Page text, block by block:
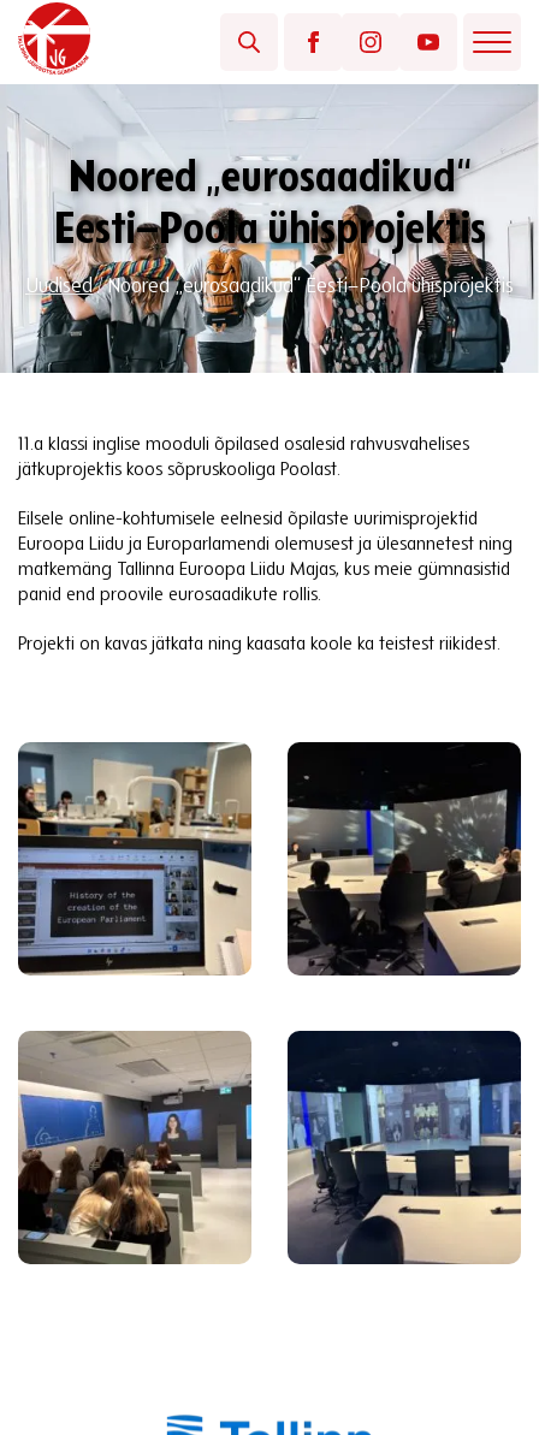
Noored „eurosaadikud“
Eesti–Poola ühisprojektis
Uudised/Noored „eurosaadikud“ Eesti–Poola ühisprojektis
11.a klassi inglise mooduli õpilased osalesid rahvusvahelises
jätkuprojektis koos sõpruskooliga Poolast.
Eilsele online-kohtumisele eelnesid õpilaste uurimisprojektid
Euroopa Liidu ja Europarlamendi olemusest ja ülesannetest ning
matkemäng Tallinna Euroopa Liidu Majas, kus meie gümnasistid
panid end proovile eurosaadikute rollis.
Projekti on kavas jätkata ning kaasata koole ka teistest riikidest.